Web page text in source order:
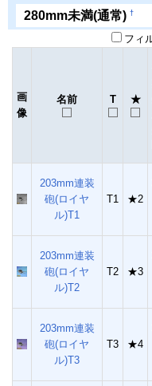
280mm未満(通常) †
フィ
画
像
名前 T ★
203mm連装
砲(ロイヤ
ル)T1
T1 ★2
203mm連装
砲(ロイヤ
ル)T2
T2 ★3
203mm連装
砲(ロイヤ
ル)T3
T3 ★4